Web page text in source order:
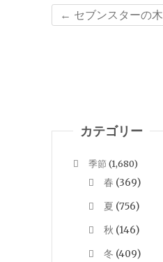
← セブンスターの木
カテゴリー
季節 (1,680)
春 (369)
夏 (756)
秋 (146)
冬 (409)